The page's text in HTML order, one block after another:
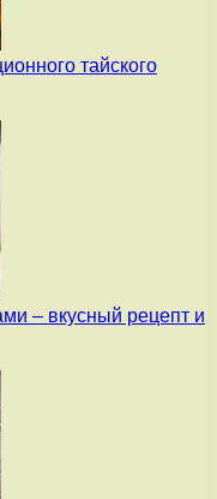
тайского
– вкусный рецепт и